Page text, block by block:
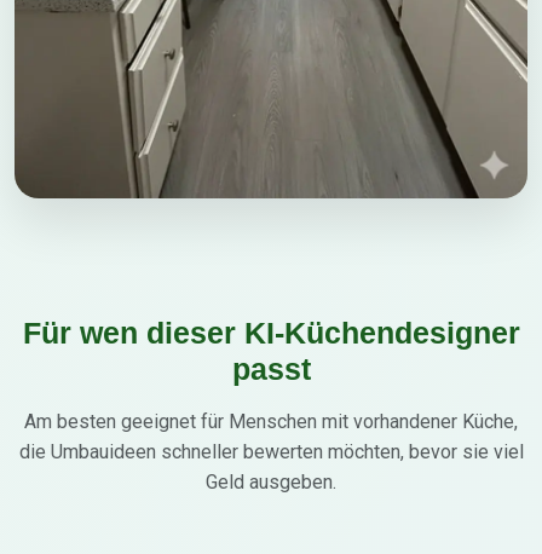
Für wen dieser KI-Küchendesigner
passt
Am besten geeignet für Menschen mit vorhandener Küche,
die Umbauideen schneller bewerten möchten, bevor sie viel
Geld ausgeben.